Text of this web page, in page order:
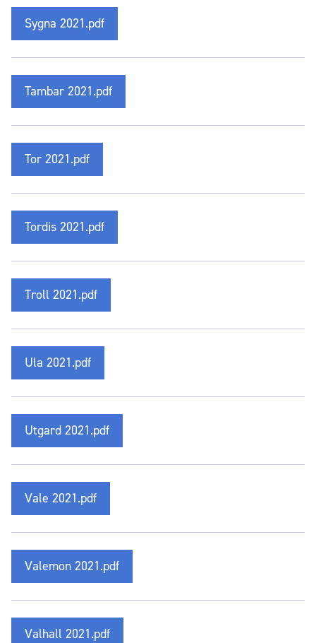
Sygna 2021.pdf
Tambar 2021.pdf
Tor 2021.pdf
Tordis 2021.pdf
Troll 2021.pdf
Ula 2021.pdf
Utgard 2021.pdf
Vale 2021.pdf
Valemon 2021.pdf
Valhall 2021.pdf